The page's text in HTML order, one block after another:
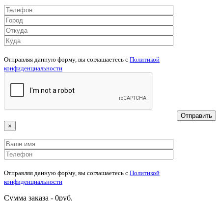
Отправляя данную форму, вы соглашаетесь c Политикой
конфиденциальности
×
Отправляя данную форму, вы соглашаетесь c Политикой
конфиденциальности
Сумма заказа - 0руб.